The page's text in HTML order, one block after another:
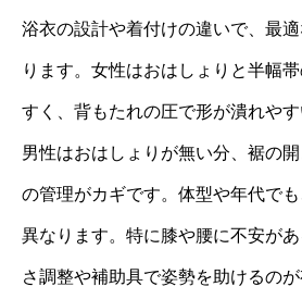
浴衣の設計や着付けの違いで、最
ります。女性はおはしょりと半幅
すく、背もたれの圧で形が潰れやす
男性はおはしょりが無い分、裾の
の管理がカギです。体型や年代で
異なります。特に膝や腰に不安が
さ調整や補助具で姿勢を助けるのが